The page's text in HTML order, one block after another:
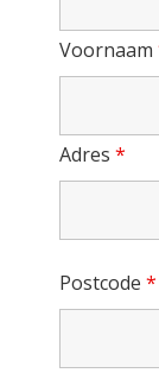
Voornaam
Adres *
Postcode *